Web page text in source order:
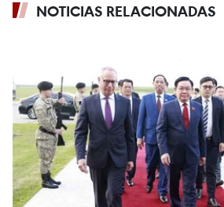
NOTICIAS RELACIONADAS